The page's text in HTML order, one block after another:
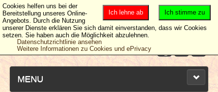
MENU
Ich stimme zu
Ich lehne ab
Cookies helfen uns bei der
Bereitstellung unseres Online-
Angebots. Durch die Nutzung
unserer Dienste erklären Sie sich damit einverstanden, dass wir Cookies
setzen. Sie haben auch die Möglichkeit abzulehnen.
Datenschutzrichtlinie ansehen
Weitere Informationen zu Cookies und ePrivacy